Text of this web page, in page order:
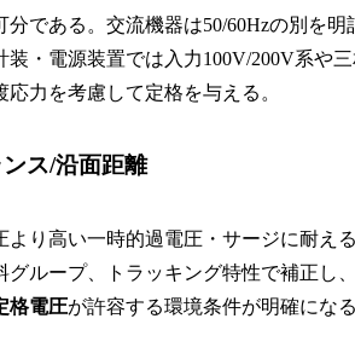
分である。交流機器は50/60Hzの別を
・電源装置では入力100V/200V系や
力を考慮して定格を与える。
ス/沿面距離
より高い一時的過電圧・サージに耐え
グループ、トラッキング特性で補正し
格電圧が許容する環境条件が明確になる